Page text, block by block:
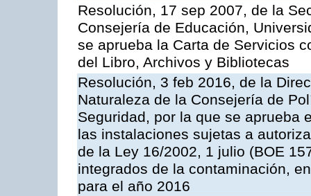
Resolución, 17 sep 2007, de la
Consejería de Educación,
se aprueba la Carta de Servicios
del Libro, Archivos y Bibliotecas
Resolución, 3 feb 2016, de la
Naturaleza de la Consejería de
Seguridad, por la que se aprueba
las instalaciones sujetas a
de la Ley 16/2002, 1 julio (BOE
integrados de la contaminación,
para el año 2016